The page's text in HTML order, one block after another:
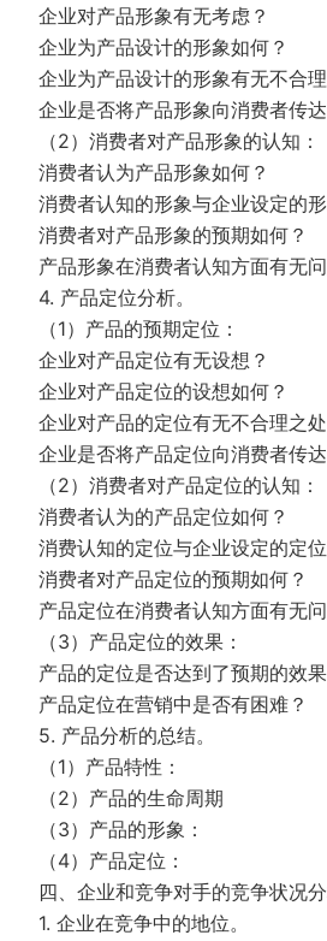
企业对产品形象有无考虑？
企业为产品设计的形象如何？
企业为产品设计的形象有无不合
企业是否将产品形象向消费者传达
（2）消费者对产品形象的认知：
消费者认为产品形象如何？
消费者认知的形象与企业设定的
消费者对产品形象的预期如何？
产品形象在消费者认知方面有无
4. 产品定位分析。
（1）产品的预期定位：
企业对产品定位有无设想？
企业对产品定位的设想如何？
企业对产品的定位有无不合理之处
企业是否将产品定位向消费者传达
（2）消费者对产品定位的认知：
消费者认为的产品定位如何？
消费认知的定位与企业设定的定
消费者对产品定位的预期如何？
产品定位在消费者认知方面有无
（3）产品定位的效果：
产品的定位是否达到了预期的效果
产品定位在营销中是否有困难？
5. 产品分析的总结。
（1）产品特性：
（2）产品的生命周期
（3）产品的形象：
（4）产品定位：
四、企业和竞争对手的竞争状况
1. 企业在竞争中的地位。